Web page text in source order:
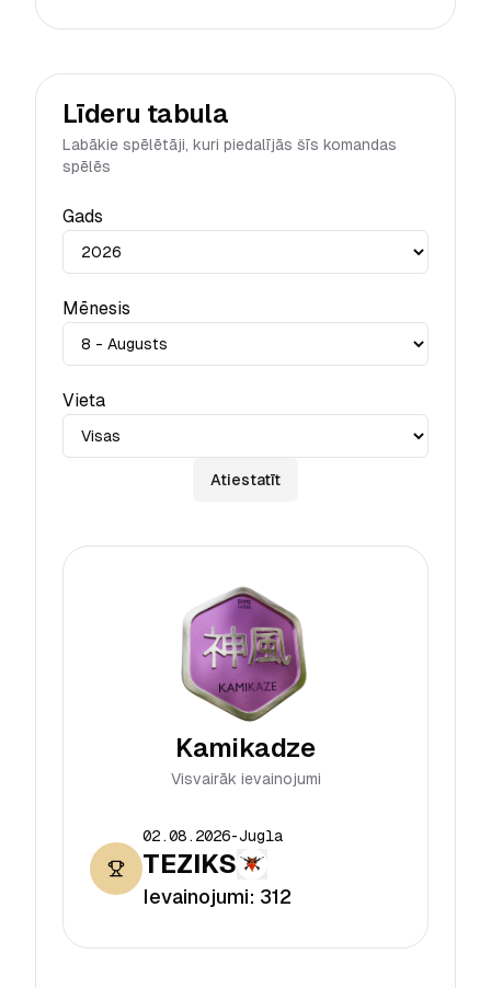
Līderu tabula
Labākie spēlētāji, kuri piedalījās šīs komandas
spēlēs
Gads
Mēnesis
Vieta
Atiestatīt
Kamikadze
Visvairāk ievainojumi
02.08.2026-Jugla
TEZIKS
Ievainojumi: 312